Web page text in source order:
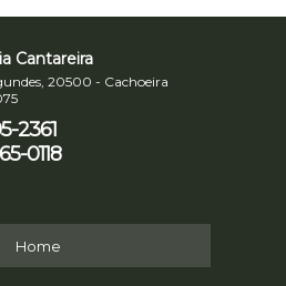
Cantareira
20500 - Cachoeira
2361
0118
Home